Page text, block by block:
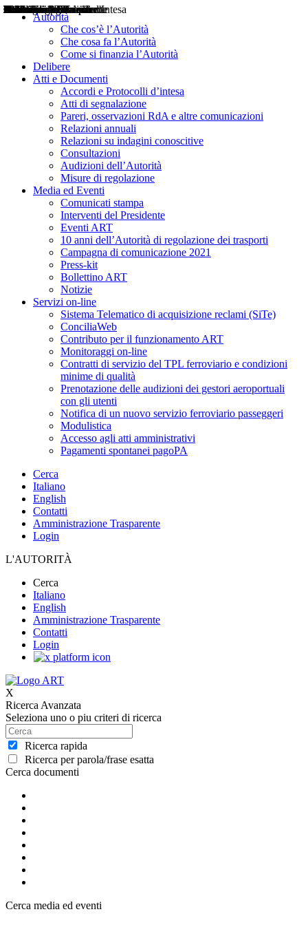
Autorità
Che cos’è l’Autorità
Che cosa fa l’Autorità
Come si finanzia l’Autorità
Delibere
Atti e Documenti
Accordi e Protocolli d’intesa
Atti di segnalazione
Pareri, osservazioni RdA e altre comunicazioni
Relazioni annuali
Relazioni su indagini conoscitive
Consultazioni
Audizioni dell’Autorità
Misure di regolazione
Media ed Eventi
Comunicati stampa
Interventi del Presidente
Eventi ART
10 anni dell’Autorità di regolazione dei trasporti
Campagna di comunicazione 2021
Press-kit
Bollettino ART
Notizie
Servizi on-line
Sistema Telematico di acquisizione reclami (SiTe)
ConciliaWeb
Contributo per il funzionamento ART
Monitoraggi on-line
Contratti di servizio del TPL ferroviario e condizioni
minime di qualità
Prenotazione delle audizioni dei gestori aeroportuali
con gli utenti
Notifica di un nuovo servizio ferroviario passeggeri
Modulistica
Accesso agli atti amministrativi
Pagamenti spontanei pagoPA
Cerca
Italiano
English
Contatti
Amministrazione Trasparente
Login
L'AUTORITÀ
Cerca
Italiano
English
Amministrazione Trasparente
Contatti
Login
X
Ricerca Avanzata
Seleziona uno o piu criteri di ricerca
Ricerca rapida
Ricerca per parola/frase esatta
Cerca documenti
Delibere
Pareri
Consultazioni
Audizioni
Atti di Segnalazione
Accordi e Protocolli d'Intesa
Relazioni annuali
Misure di regolazione
Cerca media ed eventi
Notizie
Comunicati Stampa
Bollettini ART
Convegni ART
Interviste del Presidente
Articoli in primo piano
Interventi del Presidente
2004
2005
2010
2013
2014
2015
2016
2017
2018
2019
202
2020
2021
2022
2023
2024
2025
2026
Aereo
Marittimo
Terrestre